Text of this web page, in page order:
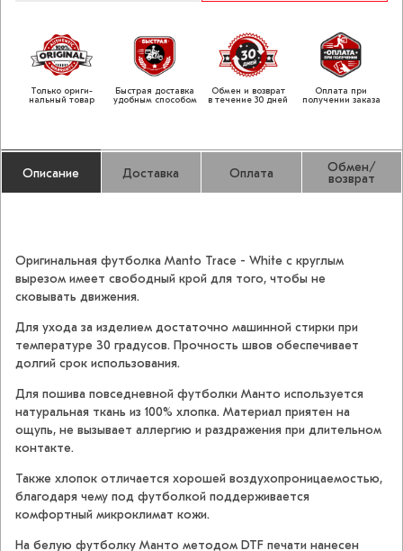
Только ориги­
нальный товар
Быстрая доставка
удобным способом
Обмен и возврат
в течение 30 дней
Оплата при
получении заказа
Описание Доставка Оплата Обмен/
возврат
Оригинальная футболка Manto Trace - White с круглым
вырезом имеет свободный крой для того, чтобы не
сковывать движения.
Для ухода за изделием достаточно машинной стирки при
температуре 30 градусов. Прочность швов обеспечивает
долгий срок использования.
Для пошива повседневной футболки Манто используется
натуральная ткань из 100% хлопка. Материал приятен на
ощупь, не вызывает аллергию и раздражения при длительном
контакте.
Также хлопок отличается хорошей воздухопроницаемостью,
благодаря чему под футболкой поддерживается
комфортный микроклимат кожи.
На белую футболку Манто методом DTF печати нанесен